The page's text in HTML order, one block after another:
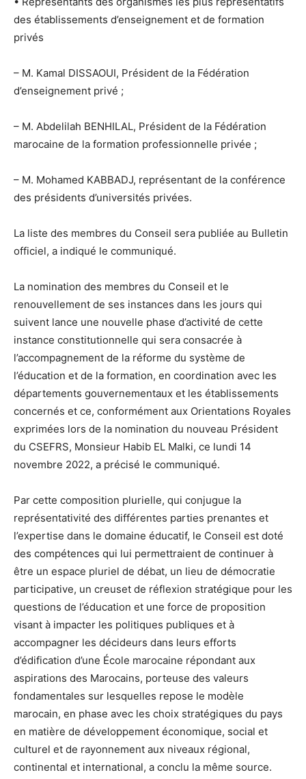
des établissements d’enseignement et de formation
privés
– M. Kamal DISSAOUI, Président de la Fédération
d’enseignement privé ;
– M. Abdelilah BENHILAL, Président de la Fédération
marocaine de la formation professionnelle privée ;
– M. Mohamed KABBADJ, représentant de la conférence
des présidents d’universités privées.
La liste des membres du Conseil sera publiée au Bulletin
officiel, a indiqué le communiqué.
La nomination des membres du Conseil et le
renouvellement de ses instances dans les jours qui
suivent lance une nouvelle phase d’activité de cette
instance constitutionnelle qui sera consacrée à
l’accompagnement de la réforme du système de
l’éducation et de la formation, en coordination avec les
départements gouvernementaux et les établissements
concernés et ce, conformément aux Orientations Royales
exprimées lors de la nomination du nouveau Président
du CSEFRS, Monsieur Habib EL Malki, ce lundi 14
novembre 2022, a précisé le communiqué.
Par cette composition plurielle, qui conjugue la
représentativité des différentes parties prenantes et
l’expertise dans le domaine éducatif, le Conseil est doté
des compétences qui lui permettraient de continuer à
être un espace pluriel de débat, un lieu de démocratie
participative, un creuset de réflexion stratégique pour les
questions de l’éducation et une force de proposition
visant à impacter les politiques publiques et à
accompagner les décideurs dans leurs efforts
d’édification d’une École marocaine répondant aux
aspirations des Marocains, porteuse des valeurs
fondamentales sur lesquelles repose le modèle
marocain, en phase avec les choix stratégiques du pays
en matière de développement économique, social et
culturel et de rayonnement aux niveaux régional,
continental et international, a conclu la même source.